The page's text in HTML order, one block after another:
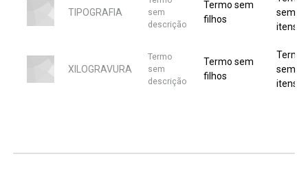
TIPOGRAFIA
sem
descrição
Termo sem
filhos
sem
itens
XILOGRAVURA
Termo
sem
descrição
Termo sem
filhos
Termo
sem
itens